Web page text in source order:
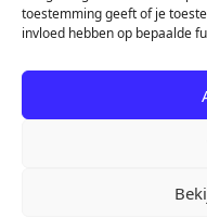
toestemming geeft of je
invloed hebben op bepaalde